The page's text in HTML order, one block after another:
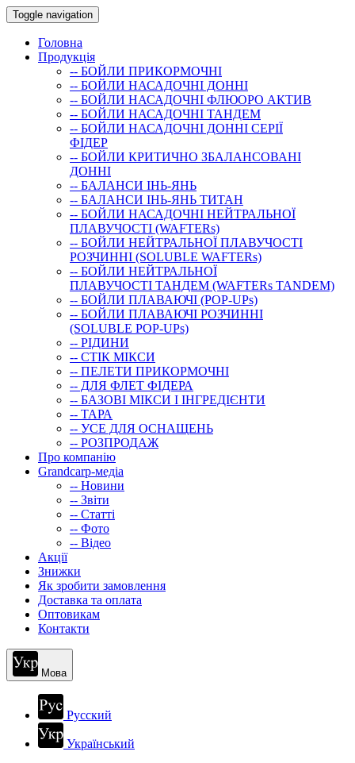
Toggle navigation
Головна
Продукція
-- БОЙЛИ ПРИКОРМОЧНI
-- БОЙЛИ НАСАДОЧНI ДОННI
-- БОЙЛИ НАСАДОЧНІ ФЛЮОРО АКТИВ
-- БОЙЛИ НАСАДОЧНІ ТАНДЕМ
-- БОЙЛИ НАСАДОЧНI ДОННI СЕРIÏ
ФIДЕР
-- БОЙЛИ КРИТИЧНО ЗБАЛАНСОВАНІ
ДОННІ
-- БАЛАНСИ ІНЬ-ЯНЬ
-- БАЛАНСИ ІНЬ-ЯНЬ ТИТАН
-- БОЙЛИ НАСАДОЧНI НЕЙТРАЛЬНОÏ
ПЛАВУЧОСТI (WAFTERs)
-- БОЙЛИ НЕЙТРАЛЬНОЇ ПЛАВУЧОСТІ
РОЗЧИННІ (SOLUBLE WAFTERs)
-- БОЙЛИ НЕЙТРАЛЬНОЇ
ПЛАВУЧОСТІ ТАНДЕМ (WAFTERs TANDEM)
-- БОЙЛИ ПЛАВАЮЧІ (POP-UPs)
-- БОЙЛИ ПЛАВАЮЧI РОЗЧИННI
(SOLUBLE POP-UPs)
-- РIДИНИ
-- СТIК МIКСИ
-- ПЕЛЕТИ ПРИКОРМОЧНІ
-- ДЛЯ ФЛЕТ ФІДЕРА
-- БАЗОВІ МІКСИ І ІНГРЕДІЄНТИ
-- ТАРА
-- УСЕ ДЛЯ ОСНАЩЕНЬ
-- РОЗПРОДАЖ
Про компанію
Grandcarp-медіа
-- Новини
-- Звіти
-- Статті
-- Фото
-- Відео
Акції
Знижки
Як зробити замовлення
Доставка та оплата
Оптовикам
Контакти
Мова
Русский
Український